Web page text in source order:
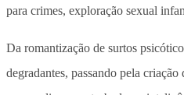
para crimes, exploração sexual
Da romantização de surtos
degradantes, passando pela